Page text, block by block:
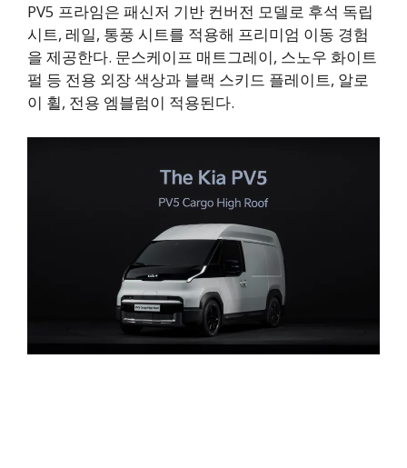
PV5 프라임은 패신저 기반 컨버전 모델로 후석 독립
시트, 레일, 통풍 시트를 적용해 프리미엄 이동 경험
을 제공한다. 문스케이프 매트그레이, 스노우 화이트
펄 등 전용 외장 색상과 블랙 스키드 플레이트, 알로
이 휠, 전용 엠블럼이 적용된다.